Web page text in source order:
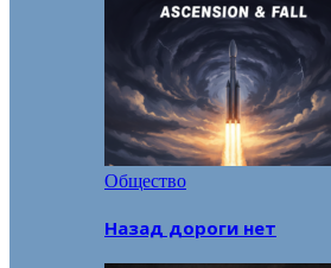
Общество
Назад дороги нет